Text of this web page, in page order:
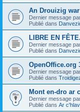
An Drouizig
Dernier message
Publié dans
LIBRE EN
Dernier message
Publié dans
OpenOffice.org
Dernier message
Publié dans
Mont en-dro ar
Dernier message
Publié dans Ar